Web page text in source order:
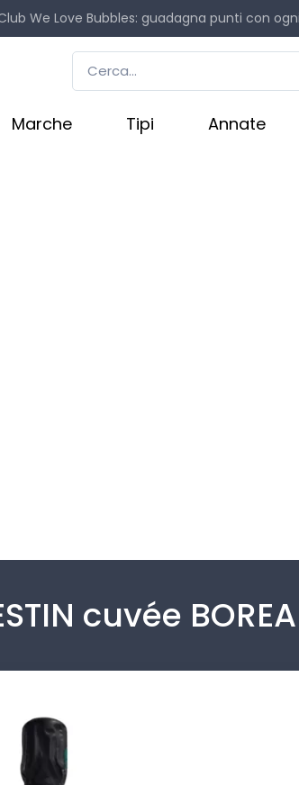
We Love Bubbles: guadagna punti con
Marche Tipi Annate
cuvée